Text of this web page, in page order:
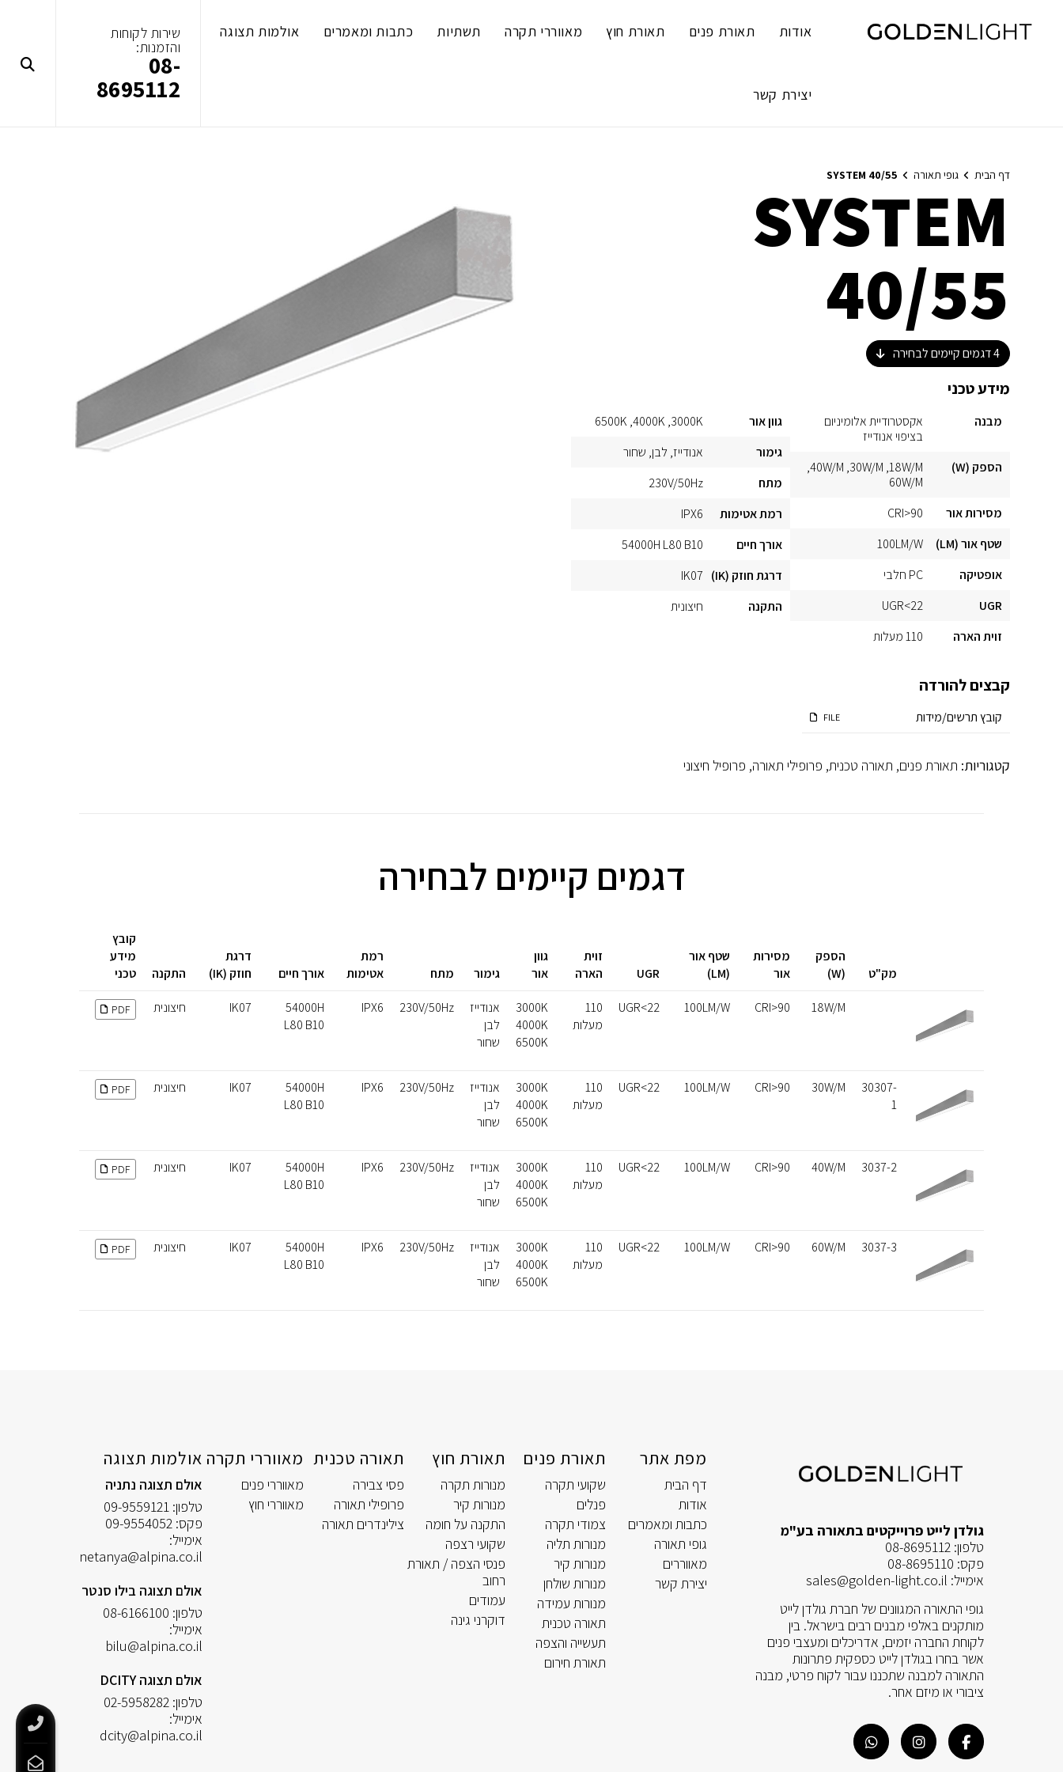
content
אודות תאורת פנים תאורת חוץ מאווררי תקרה תשתיות כתבות ומאמרים אולמות תצוגה
יצירת קשר
שירות לקוחות
והזמנות:
08-
8695112
דף הבית גופי תאורה SYSTEM 40/55
SYSTEM
40/55
4דגמים קיימים לבחירה
מידע טכני
מבנה
אקסטרודיית אלומיניום
בציפוי אנודייז
הספק (W)
18W/M
30W/M
40W/M
60W/M
מסירות אור
CRI>90
שטף אור (LM)
100LM/W
אופטיקה
PC חלבי
UGR
UGR<22
זוית הארה
110 מעלות
גוון אור 3000K
4000K
6500K
גימור
אנודייז לבן שחור
מתח
230V/50Hz
רמת אטימות
IPX6
אורך חיים
54000H L80 B10
דרגת חוזק (IK)
IK07
התקנה
חיצונית
קבצים להורדה
קובץ תרשים/מידות FILE
קטגוריות: תאורת פנים, תאורה טכנית, פרופילי תאורה, פרופיל חיצוני
דגמים קיימים לבחירה
מק"ט
הספק
(W)
מסירות
אור
שטף אור
(LM)
UGR
זוית
הארה
גוון
אור
גימור מתח
רמת
אטימות
אורך חיים
דרגת
חוזק (IK)
התקנה
קובץ
מידע
טכני
18W/M
CRI>90
100LM/W
UGR<22
110
מעלות
3000K
4000K
6500K
אנודייז
לבן
שחור
230V/50Hz
IPX6
54000H
L80 B10
IK07 חיצונית PDF
30307-
1
30W/M
CRI>90
100LM/W
UGR<22
110
מעלות
3000K
4000K
6500K
אנודייז
לבן
שחור
230V/50Hz
IPX6
54000H
L80 B10
IK07 חיצונית PDF
3037-2
40W/M
CRI>90
100LM/W
UGR<22
110
מעלות
3000K
4000K
6500K
אנודייז
לבן
שחור
230V/50Hz
IPX6
54000H
L80 B10
IK07 חיצונית PDF
3037-3
60W/M
CRI>90
100LM/W
UGR<22
110
מעלות
3000K
4000K
6500K
אנודייז
לבן
שחור
230V/50Hz
IPX6
54000H
L80 B10
IK07 חיצונית PDF
גולדן לייט פרוייקטים בתאורה בע"מ
טלפון: 08-8695112
פקס: 08-8695110
אימייל: sales@golden-light.co.il
גופי התאורה המגוונים של חברת גולדן לייט
מותקנים באלפי מבנים רבים בישראל. בין
לקוחת החברה יזמים, אדריכלים ומעצבי פנים
אשר בחרו בגולדן לייט כספקית פתרונות
התאורה למבנה שתכננו עבור לקוח פרטי, מבנה
ציבורי או מיזם אחר.
מפת אתר
דף הבית
אודות
כתבות ומאמרים
גופי תאורה
מאווררים
יצירת קשר
תאורת פנים
שקועי תקרה
פנלים
צמודי תקרה
מנורות תליה
מנורות קיר
מנורות שולחן
מנורות עמידה
תאורה טכנית
תעשייה והצפה
תאורת חירום
תאורת חוץ
מנורות תקרה
מנורות קיר
התקנה על חומה
שקועי רצפה
פנסי הצפה / תאורת
רחוב
עמודים
דוקרני גינה
תאורה טכנית
פסי צבירה
פרופילי תאורה
צילינדרים תאורה
מאווררי תקרה
מאווררי פנים
מאווררי חוץ
אולמות תצוגה
אולם תצוגה נתניה
טלפון: 09-9559121
פקס: 09-9554052
אימייל:
netanya@alpina.co.il
אולם תצוגה בילו סנטר
טלפון: 08-6166100
אימייל:
bilu@alpina.co.il
אולם תצוגה DCITY
טלפון: 02-5958282
אימייל:
dcity@alpina.co.il